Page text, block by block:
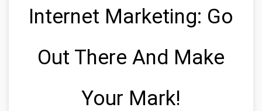
Internet Marketing: Go
Out There And Make
Your Mark!